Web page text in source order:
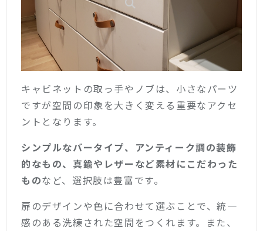
キャビネットの取っ手やノブは、小さなパーツ
ですが空間の印象を大きく変える重要なアクセ
ントとなります。
シンプルなバータイプ、アンティーク調の装飾
的なもの、真鍮やレザーなど素材にこだわった
ものなど、選択肢は豊富です。
扉のデザインや色に合わせて選ぶことで、統一
感のある洗練された空間をつくれます。また、